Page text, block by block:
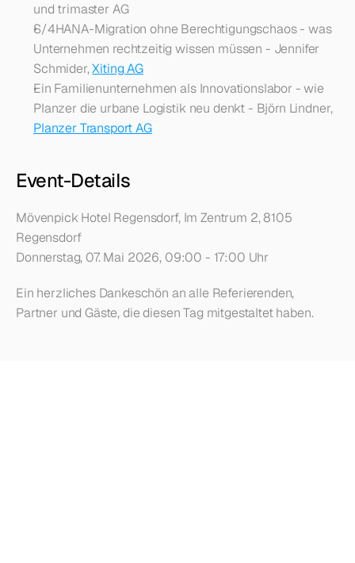
und trimaster AG
S/4HANA-Migration ohne Berechtigungschaos - was
Unternehmen rechtzeitig wissen müssen - Jennifer
Schmider, Xiting AG
Ein Familienunternehmen als Innovationslabor - wie
Planzer die urbane Logistik neu denkt - Björn Lindner,
Planzer Transport AG
Event-Details
Mövenpick Hotel Regensdorf, Im Zentrum 2, 8105
Regensdorf
Donnerstag, 07. Mai 2026, 09:00 - 17:00 Uhr
Ein herzliches Dankeschön an alle Referierenden,
Partner und Gäste, die diesen Tag mitgestaltet haben.